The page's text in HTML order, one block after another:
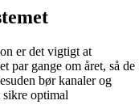
er det vigtigt at
par gange om året, så de
bør kanaler og
optimal